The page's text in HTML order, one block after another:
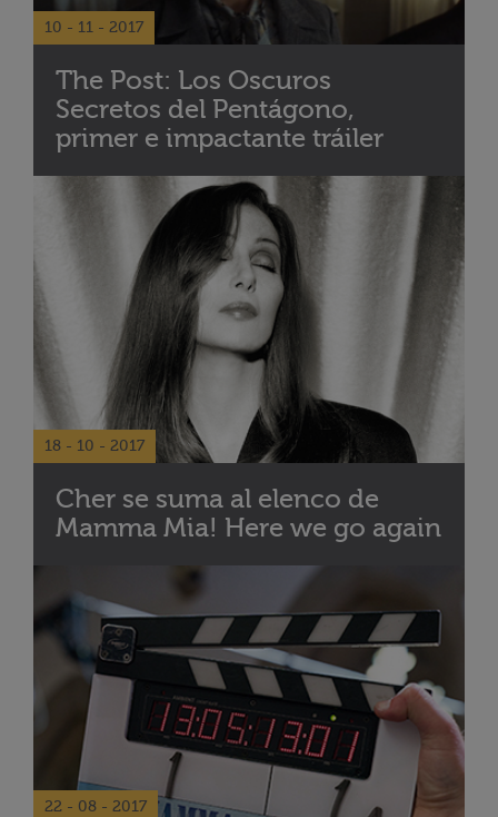
10 - 11 - 2017
The Post: Los Oscuros
Secretos del Pentágono,
primer e impactante tráiler
18 - 10 - 2017
Cher se suma al elenco de
Mamma Mia! Here we go again
22 - 08 - 2017